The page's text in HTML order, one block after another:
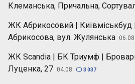
Клеманська, Причальна,
ЖК Абрикосовий | Київміськбуд
Абрикосова, вул. Жулянська 06.08
ЖК Scandia | БК Триумф |
Луценка, 27 04.08  3 037